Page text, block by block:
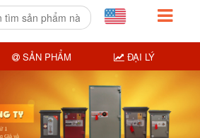
SẢN PHẨM ĐẠI LÝ